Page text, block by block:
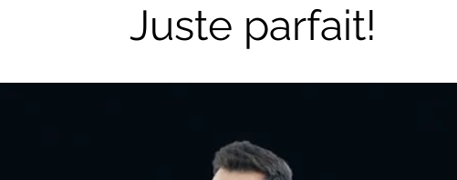
Juste parfait!